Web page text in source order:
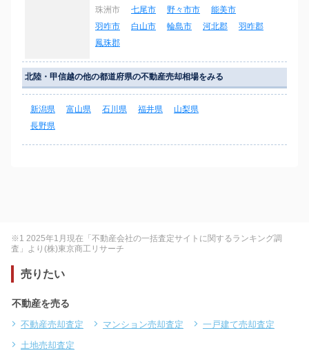
珠洲市
七尾市 野々市市
能美市
羽咋市
白山市 輪島市 河北郡
羽咋郡
鳳珠郡
北陸・甲信越の他の都道府県の不動産売却相場をみる
新潟県 富山県 石川県 福井県
山梨県
長野県
※1 2025年1月現在「不動産会社の一括査定サイトに関するランキング調
査」より(株)東京商工リサーチ
売りたい
不動産を売る
不動産売却査定 マンション売却査定
一戸建て売却査定
土地売却査定